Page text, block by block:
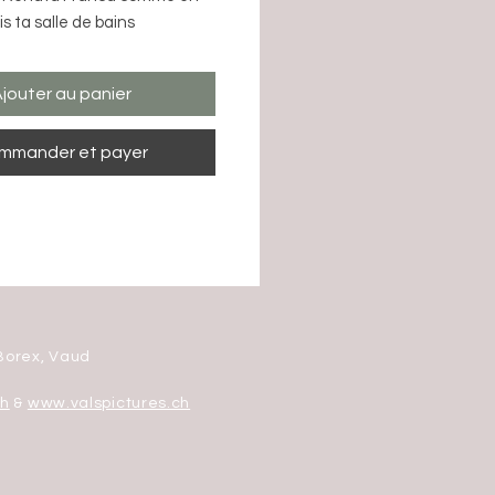
ta salle de bains
tu vas apprendre
et les gestuelles
remodeler let affiner les 3
de ton corps ( jambes,
parti on va drainer tout
au panier
et payer
Vaud
& www.valspictures.ch